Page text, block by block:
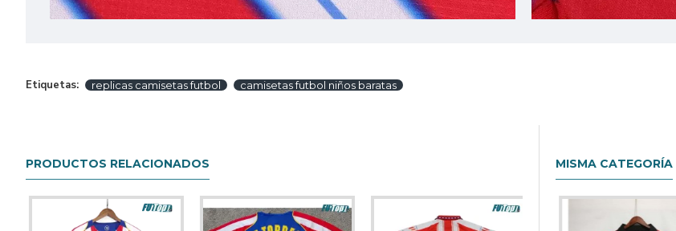
Etiquetas: replicas camisetas futbol camisetas futbol niños baratas
PRODUCTOS RELACIONADOS MISMA CATEGORÍA